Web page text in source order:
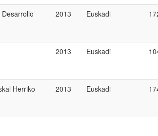
2013 Euskadi
2013 Euskadi
Herriko
2013 Euskadi